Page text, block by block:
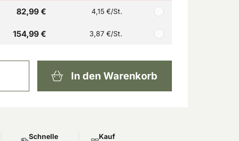
82,99 € 4,15 €/St.
154,99 € 3,87 €/St.
In den Warenkorb
Schnelle
Kauf